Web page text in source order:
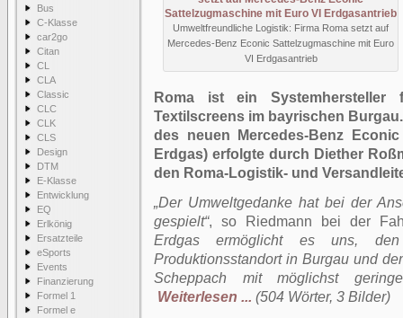
Bus
C-Klasse
car2go
Citan
CL
CLA
Classic
CLC
CLK
CLS
Design
DTM
E-Klasse
Entwicklung
EQ
Erlkönig
Ersatzteile
eSports
Events
Finanzierung
Formel 1
Formel e
Umweltfreundliche Logistik: Firma Roma setzt auf
Mercedes-Benz Econic Sattelzugmaschine mit Euro
VI Erdgasantrieb
Roma ist ein Systemhersteller
Textilscreens im bayrischen
des neuen Mercedes-Benz
Erdgas) erfolgte durch Diether
den Roma-Logistik- und
„Der Umweltgedanke hat bei der
gespielt“, so Riedmann bei der
Erdgas ermöglicht es uns, den
Produktionsstandort in Burgau und
Scheppach mit möglichst
Weiterlesen ... (504 Wörter, 3 Bilder)